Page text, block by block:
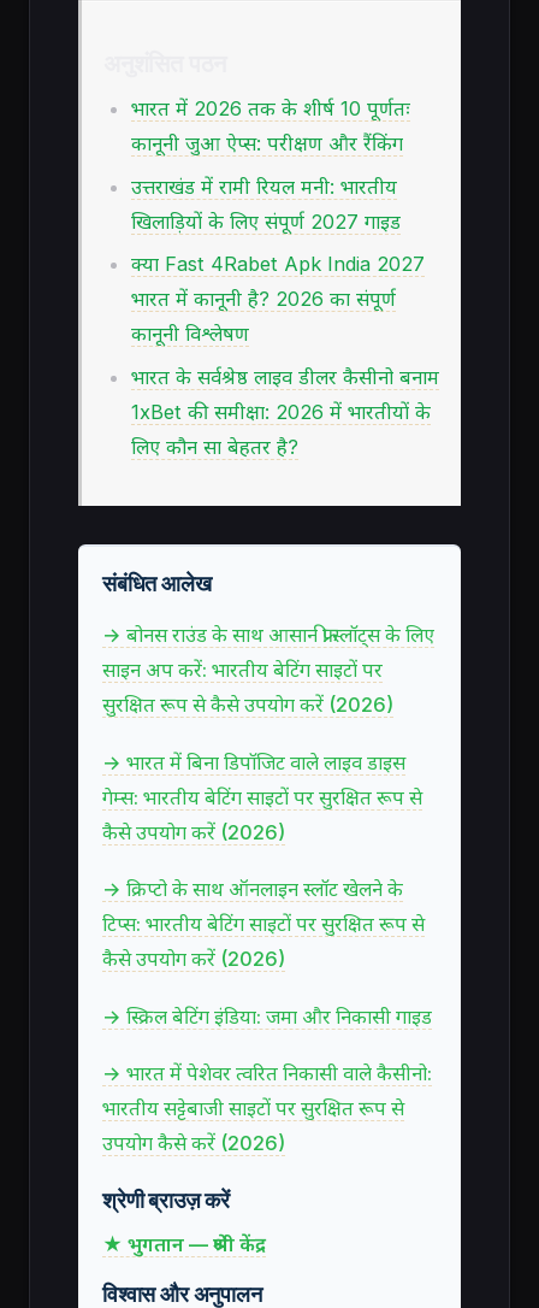
भारत में 2026 तक के शीर्ष 10 पूर्णतः
कानूनी जुआ ऐप्स: परीक्षण और रैंकिंग
उत्तराखंड में रामी रियल मनी: भारतीय
खिलाड़ियों के लिए संपूर्ण 2027 गाइड
क्या Fast 4Rabet Apk India 2027
भारत में कानूनी है? 2026 का संपूर्ण
कानूनी विश्लेषण
भारत के सर्वश्रेष्ठ लाइव डीलर कैसीनो बनाम
1xBet की समीक्षा: 2026 में भारतीयों के
लिए कौन सा बेहतर है?
संबंधित आलेख
→ बोनस राउंड के साथ आसान फ्री स्लॉट्स के लिए
साइन अप करें: भारतीय बेटिंग साइटों पर
सुरक्षित रूप से कैसे उपयोग करें (2026)
→ भारत में बिना डिपॉजिट वाले लाइव डाइस
गेम्स: भारतीय बेटिंग साइटों पर सुरक्षित रूप से
कैसे उपयोग करें (2026)
→ क्रिप्टो के साथ ऑनलाइन स्लॉट खेलने के
टिप्स: भारतीय बेटिंग साइटों पर सुरक्षित रूप से
कैसे उपयोग करें (2026)
→ स्क्रिल बेटिंग इंडिया: जमा और निकासी गाइड
→ भारत में पेशेवर त्वरित निकासी वाले कैसीनो:
भारतीय सट्टेबाजी साइटों पर सुरक्षित रूप से
उपयोग कैसे करें (2026)
श्रेणी ब्राउज़ करें
★ भुगतान — श्रेणी केंद्र
विश्वास और अनुपालन